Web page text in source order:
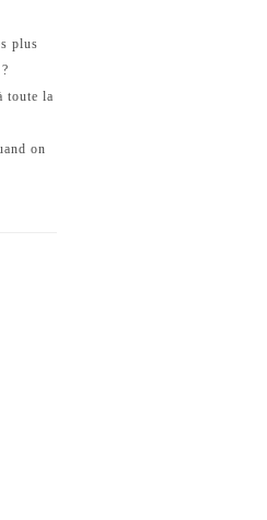
plus
toute la
on